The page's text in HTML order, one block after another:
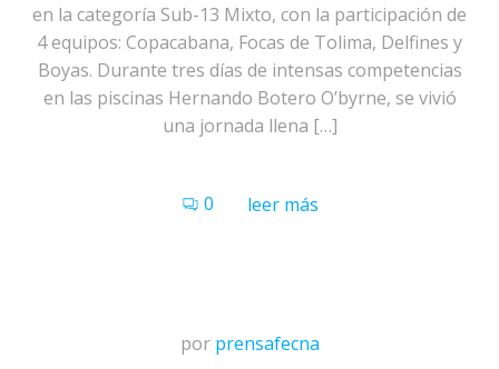
en la categoría Sub-13 Mixto, con la participación de
4 equipos: Copacabana, Focas de Tolima, Delfines y
Boyas. Durante tres días de intensas competencias
en las piscinas Hernando Botero O’byrne, se vivió
una jornada llena […]
0 leer más
por prensafecna